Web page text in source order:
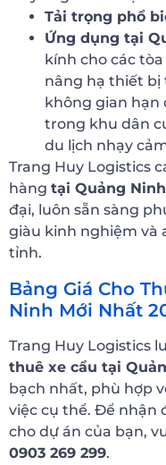
Tải trọng phổ
Ứng dụng tại
kính cho các
nâng hạ thiết bị
không gian hạn
trong khu dân
du lịch nhạy
Trang Huy Logistics
hàng tại Quảng Ninh
đại, luôn sẵn sàng
giàu kinh nghiệm và
tỉnh.
Bảng Giá Cho
Ninh Mới Nhất
Trang Huy Logistics
thuê xe cẩu tại
bạch nhất, phù hợp
việc cụ thể. Để nhận
cho dự án của bạn,
0903 269 299.